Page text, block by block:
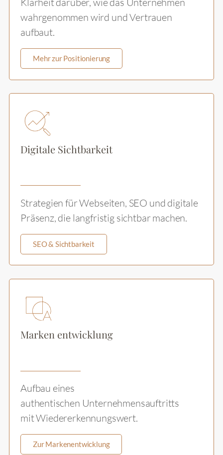
wahrgenommen wird und Vertrauen
aufbaut.
Mehr zur Positionierung
Digitale Sichtbarkeit
Strategien für Webseiten, SEO und digitale
Präsenz, die langfristig sichtbar machen.
SEO & Sichtbarkeit
Marken entwicklung
Aufbau eines
authentischen Unternehmensauftritts
mit Wiedererkennungswert.
Zur Markenentwicklung